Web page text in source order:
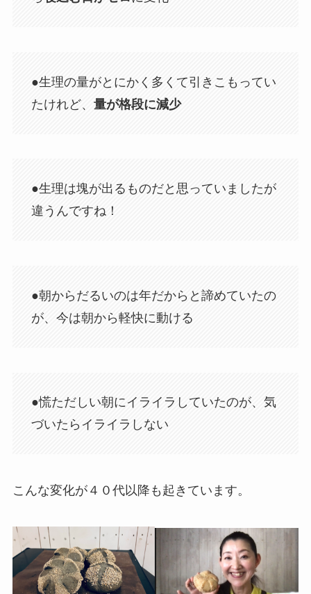
●生理の量がとにかく多くて引きこもってい
たけれど、 量が格段に減少
●生理は塊が出るものだと思っていましたが
違うんですね！
●朝からだるいのは年だからと諦めていたの
が、今は朝から軽快に動ける
●慌ただしい朝にイライラしていたのが、気
づいたらイライラしない
こんな変化が４０代以降も起きています。